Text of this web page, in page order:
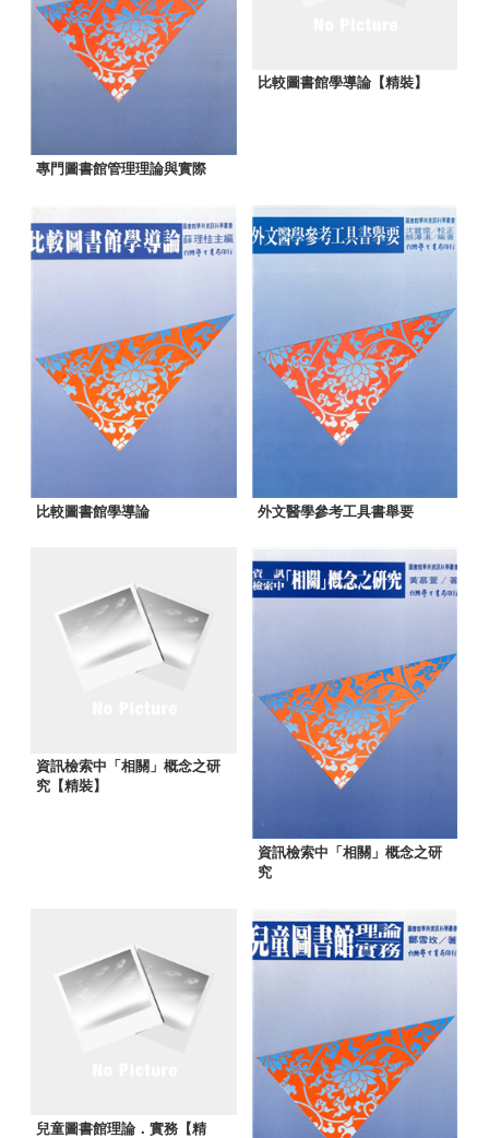
專門圖書館管理理論與實際
比較圖書館學導論【精裝】
比較圖書館學導論 外文醫學參考工具書舉要
資訊檢索中「相關」概念之研
究【精裝】
資訊檢索中「相關」概念之研
究
兒童圖書館理論．實務【精